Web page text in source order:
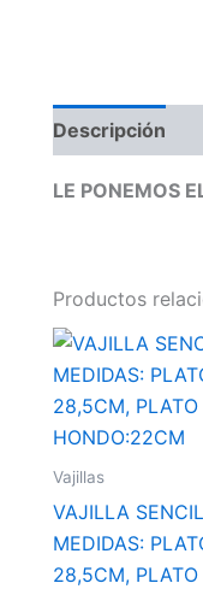
Descripción
LE PONEMOS
Productos
Vajillas
VAJILLA
MEDIDAS:
28,5CM, PLATO